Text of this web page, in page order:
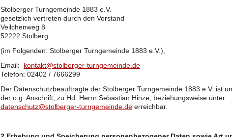
Stolberger Turngemeinde 1883 e.V.
gesetzlich vertreten durch den Vorstand
Veilchenweg 8
52222 Stolberg
(im Folgenden: Stolberger Turngemeinde 1883 e.V.),
Email: kontakt@stolberger-turngemeinde.de
Telefon: 02402 / 7666299
Der Datenschutzbeauftragte der Stolberger Turngemeinde 1883 e.V. ist
der o.g. Anschrift, zu Hd. Herrn Sebastian Hinze, beziehungsweise unter
datenschutz@stolberger-turngemeinde.de erreichbar.